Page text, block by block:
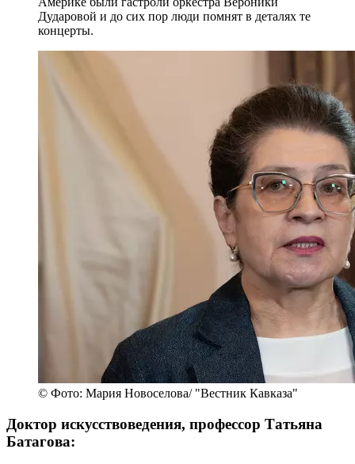
Дударовой и до сих пор люди помнят в деталях те
концерты.
© Фото: Мария Новоселова/ "Вестник Кавказа"
Доктор искусствоведения, профессор Татьяна
Батагова: